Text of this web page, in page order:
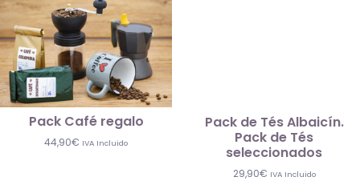
Pack Café regalo
44,90€ IVA Incluido
Pack de Tés Albaicín.
Pack de Tés
seleccionados
29,90€ IVA Incluido